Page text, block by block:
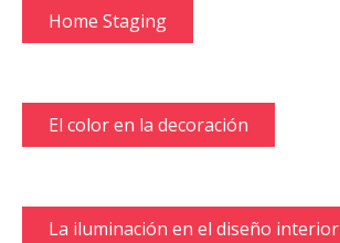
Home Staging
El color en la decoración
La iluminación en el diseño interior